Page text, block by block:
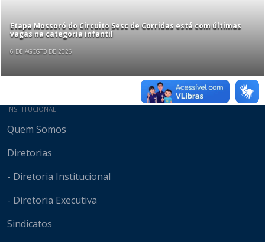
Etapa Mossoró do Circuito Sesc de Corridas está com últimas
vagas na categoria infantil
6 DE AGOSTO DE 2026
Mapa do site
INSTITUCIONAL
Quem Somos
Diretorias
- Diretoria Institucional
- Diretoria Executiva
Sindicatos